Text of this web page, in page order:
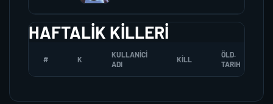
HAFTALIK KILLERI
# K
KULLANICI
ADI
KILL
ÖLD.
TARIH